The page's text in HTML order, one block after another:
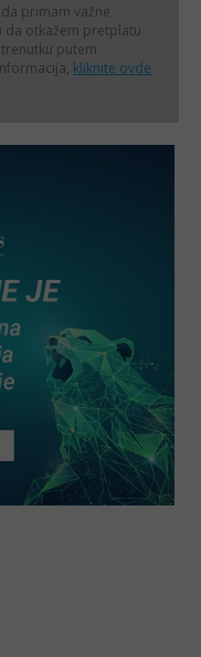
da primam važne
da otkažem pretplatu
putem
kliknite ovde